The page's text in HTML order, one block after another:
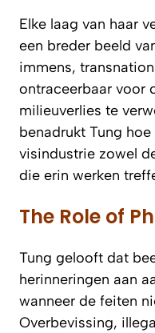
Elke laag van haar
een breder beeld
immens,
ontraceerbaar voor
milieuverlies te
benadrukt Tung
visindustrie zowel
die erin werken
The Role of
Tung gelooft dat
herinneringen aan
wanneer de feiten
Overbevissing,